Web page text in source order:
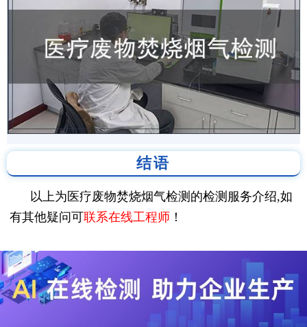
结语
以上为医疗废物焚烧烟气检测的检测服务介绍,如
有其他疑问可联系在线工程师 ！